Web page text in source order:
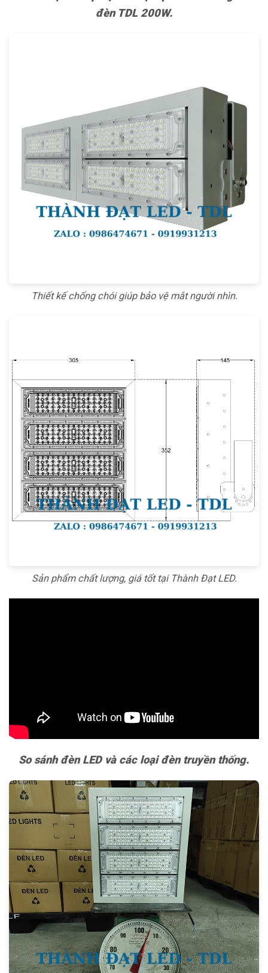
đèn TDL 200W.
Thiết kế chống chói giúp bảo vệ mắt người nhìn.
Sản phẩm chất lượng, giá tốt tại Thành Đạt LED.
So sánh đèn LED và các loại đèn truyền thống.